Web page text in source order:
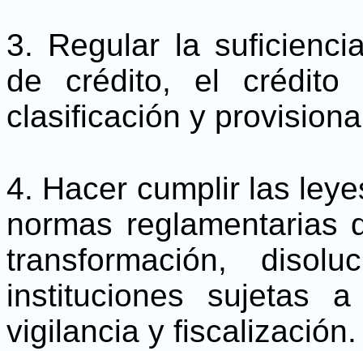
3. Regular la
de crédito, el crédito
clasificación y
4. Hacer cumplir las
normas reglamentarias
transformación,
instituciones sujetas
vigilancia y fiscalización.